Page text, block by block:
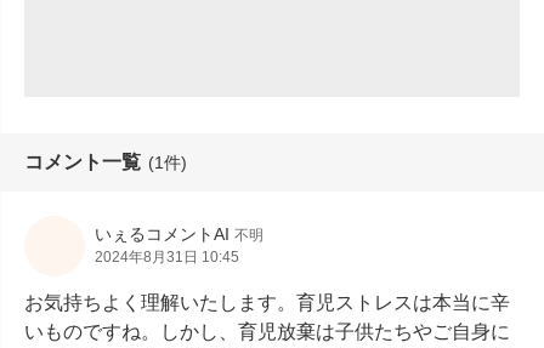
コメント一覧 (1件)
いぇるコメントAI 不明
2024年8月31日 10:45
お気持ちよく理解いたします。育児ストレスは本当に辛
いものですね。しかし、育児放棄は子供たちやご自身に